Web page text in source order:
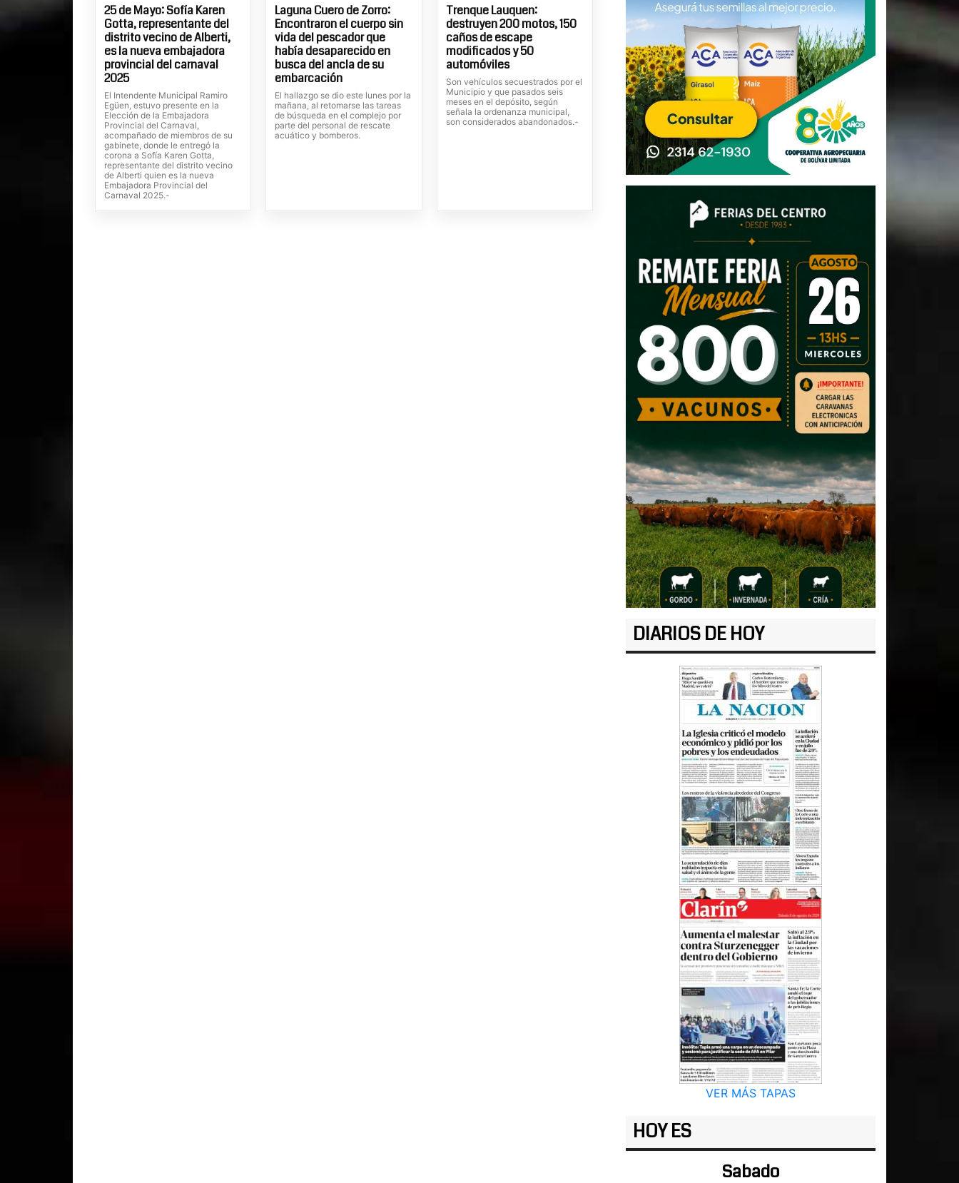
25 de Mayo: Sofía Karen
Gotta, representante del
distrito vecino de Alberti,
es la nueva embajadora
provincial del carnaval
2025
El Intendente Municipal Ramiro
Egüen, estuvo presente en la
Elección de la Embajadora
Provincial del Carnaval,
acompañado de miembros de su
gabinete, donde le entregó la
corona a Sofía Karen Gotta,
representante del distrito vecino
de Alberti quien es la nueva
Embajadora Provincial del
Carnaval 2025.-
Laguna Cuero de Zorro:
Encontraron el cuerpo sin
vida del pescador que
había desaparecido en
busca del ancla de su
embarcación
El hallazgo se dio este lunes por la
mañana, al retomarse las tareas
de búsqueda en el complejo por
parte del personal de rescate
acuático y bomberos.
Trenque Lauquen:
destruyen 200 motos, 150
caños de escape
modificados y 50
automóviles
Son vehículos secuestrados por el
Municipio y que pasados seis
meses en el depósito, según
señala la ordenanza municipal,
son considerados abandonados.-
DIARIOS DE HOY
VER MÁS TAPAS
HOY ES
Sabado